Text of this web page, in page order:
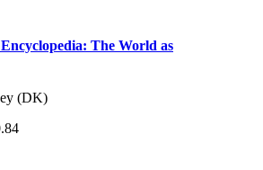
The World as
(DK)